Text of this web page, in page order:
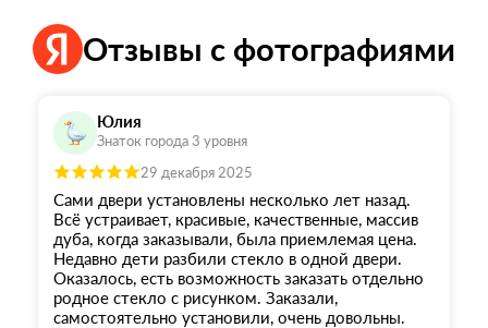
Отзывы с фотографиями
Юлия
Знаток города 3 уровня
29 декабря 2025
Сами двери установлены несколько лет назад.
Всё устраивает, красивые, качественные, массив
дуба, когда заказывали, была приемлемая цена.
Недавно дети разбили стекло в одной двери.
Оказалось, есть возможность заказать отдельно
родное стекло с рисунком. Заказали,
самостоятельно установили, очень довольны.